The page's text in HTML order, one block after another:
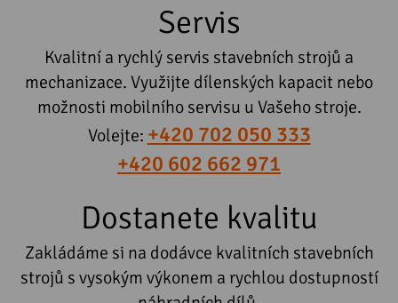
Servis
Kvalitní a rychlý servis stavebních strojů a
mechanizace. Využijte dílenských kapacit nebo
možnosti mobilního servisu u Vašeho stroje.
Volejte: +420 702 050 333
+420 602 662 971
Dostanete kvalitu
Zakládáme si na dodávce kvalitních stavebních
strojů s vysokým výkonem a rychlou dostupností